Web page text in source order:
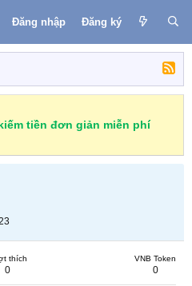
Đăng nhập Đăng ký
tiền đơn giản miễn phí
thích
0
VNB Token
0